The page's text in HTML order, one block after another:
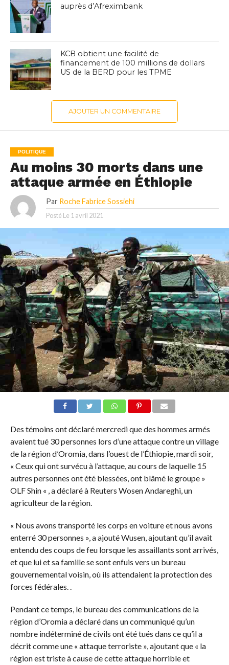
auprès d’Afreximbank
KCB obtient une facilité de
financement de 100 millions de dollars
US de la BERD pour les TPME
AJOUTER UN COMMENTAIRE
POLITIQUE
Au moins 30 morts dans une
attaque armée en Éthiopie
Par Roche Fabrice Sossiehi
Posté Le 1 avril 2021
Des témoins ont déclaré mercredi que des hommes armés
avaient tué 30 personnes lors d’une attaque contre un village
de la région d’Oromia, dans l’ouest de l’Éthiopie, mardi soir,
« Ceux qui ont survécu à l’attaque, au cours de laquelle 15
autres personnes ont été blessées, ont blâmé le groupe »
OLF Shin « , a déclaré à Reuters Wosen Andareghi, un
agriculteur de la région.
« Nous avons transporté les corps en voiture et nous avons
enterré 30 personnes », a ajouté Wusen, ajoutant qu’il avait
entendu des coups de feu lorsque les assaillants sont arrivés,
et que lui et sa famille se sont enfuis vers un bureau
gouvernemental voisin, où ils attendaient la protection des
forces fédérales. .
Pendant ce temps, le bureau des communications de la
région d’Oromia a déclaré dans un communiqué qu’un
nombre indéterminé de civils ont été tués dans ce qu’il a
décrit comme une « attaque terroriste », ajoutant que « la
région est triste à cause de cette attaque horrible et